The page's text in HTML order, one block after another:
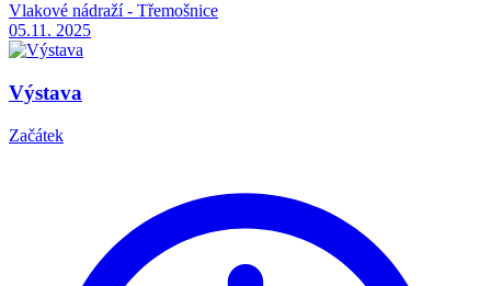
Vlakové nádraží - Třemošnice
05.11. 2025
Výstava
Začátek